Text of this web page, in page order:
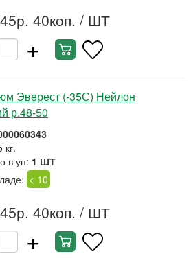
40коп. / ШТ
+
Эверест (-35С) Нейлон
р.48-50
кг.
в уп: 1 ШТ
< 10
40коп. / ШТ
+